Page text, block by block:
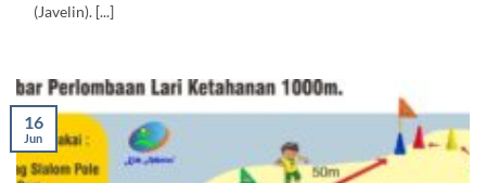
(Javelin). [...]
16
Jun